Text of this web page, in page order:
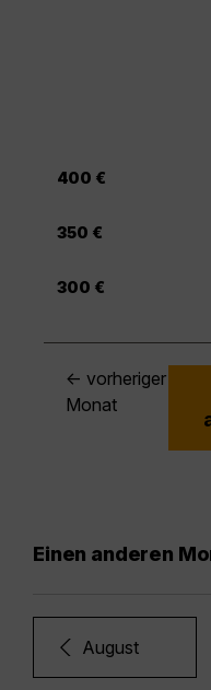
400 €
350 €
300 €
← vorheriger
Monat
Einen anderen
August